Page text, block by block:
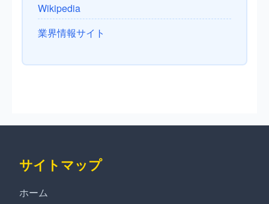
Wikipedia
業界情報サイト
サイトマップ
ホーム